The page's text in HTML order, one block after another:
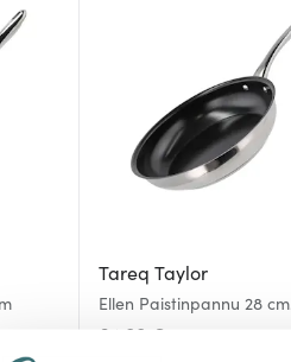
Tareq Taylor
Ellen Paistinpannu 28 cm
Pinnoitettu
64.00 €